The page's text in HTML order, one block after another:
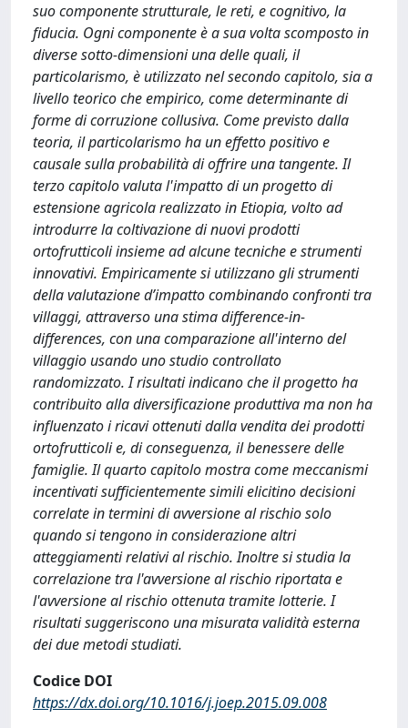
suo componente strutturale, le reti, e cognitivo, la
fiducia. Ogni componente è a sua volta scomposto in
diverse sotto-dimensioni una delle quali, il
particolarismo, è utilizzato nel secondo capitolo, sia a
livello teorico che empirico, come determinante di
forme di corruzione collusiva. Come previsto dalla
teoria, il particolarismo ha un effetto positivo e
causale sulla probabilità di offrire una tangente. Il
terzo capitolo valuta l'impatto di un progetto di
estensione agricola realizzato in Etiopia, volto ad
introdurre la coltivazione di nuovi prodotti
ortofrutticoli insieme ad alcune tecniche e strumenti
innovativi. Empiricamente si utilizzano gli strumenti
della valutazione d’impatto combinando confronti tra
villaggi, attraverso una stima difference-in-
differences, con una comparazione all'interno del
villaggio usando uno studio controllato
randomizzato. I risultati indicano che il progetto ha
contribuito alla diversificazione produttiva ma non ha
influenzato i ricavi ottenuti dalla vendita dei prodotti
ortofrutticoli e, di conseguenza, il benessere delle
famiglie. Il quarto capitolo mostra come meccanismi
incentivati sufficientemente simili elicitino decisioni
correlate in termini di avversione al rischio solo
quando si tengono in considerazione altri
atteggiamenti relativi al rischio. Inoltre si studia la
correlazione tra l'avversione al rischio riportata e
l'avversione al rischio ottenuta tramite lotterie. I
risultati suggeriscono una misurata validità esterna
dei due metodi studiati.
Codice DOI
https://dx.doi.org/10.1016/j.joep.2015.09.008